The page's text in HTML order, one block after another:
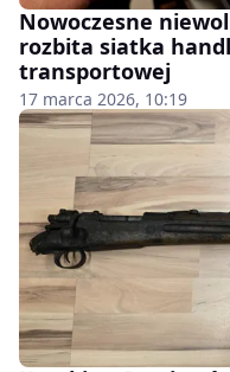
Nowoczesne
rozbita siatka
transportowej
17 marca 2026, 10:19